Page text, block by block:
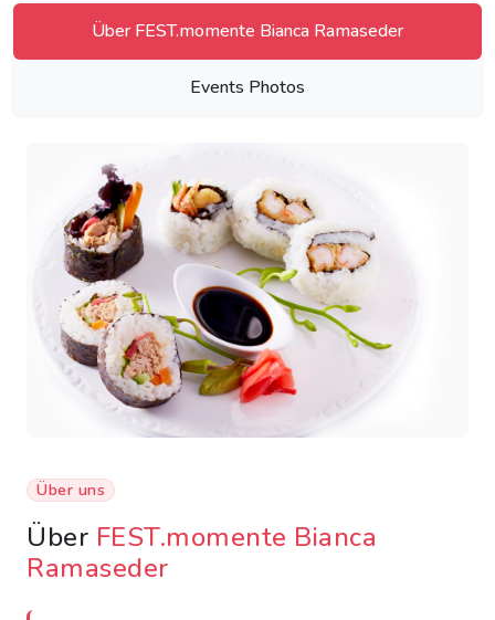
Über FEST.momente Bianca Ramaseder
Events Photos
Über uns
Über FEST.momente Bianca
Ramaseder